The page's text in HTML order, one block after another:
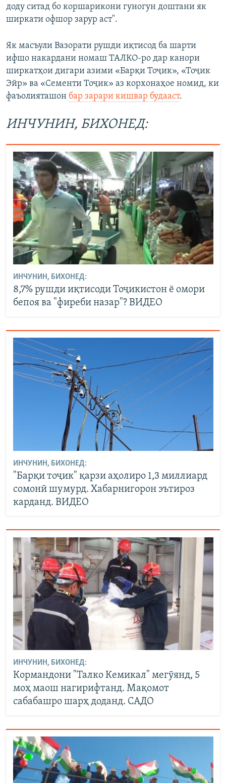
доду ситад бо коршарикони гуногун доштани як
ширкати офшор зарур аст".
Як масъули Вазорати рушди иқтисод ба шарти
ифшо накардани номаш ТАЛКО-ро дар канори
ширкатҳои дигари азими «Барқи Тоҷик», «Тоҷик
Эйр» ва «Сементи Тоҷик» аз корхонаҳое номид, ки
фаъолияташон бар зарари кишвар будааст.
ИНЧУНИН, БИХОНЕД:
ИНЧУНИН, БИХОНЕД:
8,7% рушди иқтисоди Тоҷикистон ё омори
бепоя ва "фиреби назар"? ВИДЕО
ИНЧУНИН, БИХОНЕД:
"Барқи тоҷик" қарзи аҳолиро 1,3 миллиард
сомонӣ шумурд. Хабарнигорон эътироз
карданд. ВИДЕО
ИНЧУНИН, БИХОНЕД:
Кормандони "Талко Кемикал" мегӯянд, 5
моҳ маош нагирифтанд. Мақомот
сабабашро шарҳ доданд. САДО